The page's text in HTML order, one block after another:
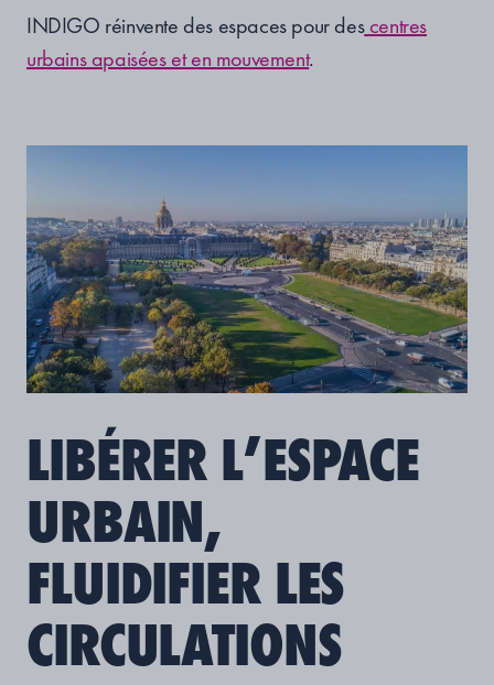
INDIGO réinvente des espaces pour descentres
urbains apaisées et en mouvement.
LIBÉRER L’ESPACE
URBAIN,
FLUIDIFIER LES
CIRCULATIONS